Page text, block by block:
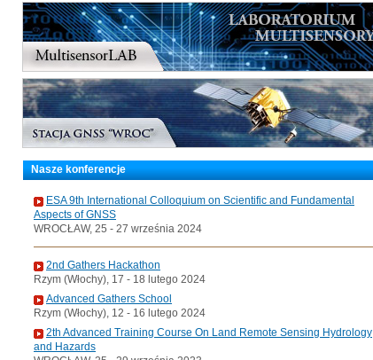
Nasze konferencje
ESA 9th International Colloquium on Scientific and Fundamental
Aspects of GNSS
WROCŁAW, 25 - 27 września 2024
2nd Gathers Hackathon
Rzym (Włochy), 17 - 18 lutego 2024
Advanced Gathers School
Rzym (Włochy), 12 - 16 lutego 2024
2th Advanced Training Course On Land Remote Sensing Hydrology
and Hazards